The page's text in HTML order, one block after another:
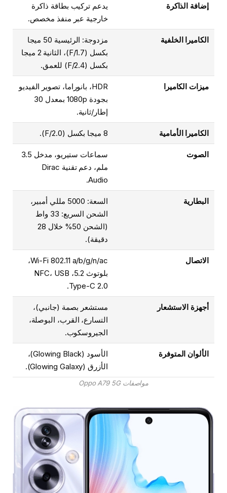
إضافة الذاكرة
يدعم تركيب بطاقة ذاكرة
خارجية عبر منفذ مخصص.
الكاميرا الخلفية
مزدوجة: الرئيسية 50 ميجا
بكسل (F/1.7)، الثانية 2 ميجا
بكسل (F/2.4) للعمق.
ميزات الكاميرا
HDR، بانوراما، تصوير الفيديو
بجودة 1080p بمعدل 30
إطار/ثانية.
الكاميرا الأمامية 8 ميجا بكسل (F/2.0).
الصوت
سماعات ستيريو، مدخل 3.5
ملم، دعم تقنية Dirac
Audio.
البطارية
السعة: 5000 مللي أمبير،
الشحن السريع: 33 واط
(الشحن 50% خلال 28
دقيقة).
الاتصال
Wi-Fi 802.11 a/b/g/n/ac،
بلوتوث 5.2، NFC، USB
Type-C 2.0.
أجهزة الاستشعار
مستشعر بصمة (جانبي)،
التسارع، القرب، البوصلة،
الجيروسكوب.
الألوان المتوفرة
الأسود (Glowing Black)،
الأزرق (Glowing Galaxy).
مواصفات Oppo A79 5G